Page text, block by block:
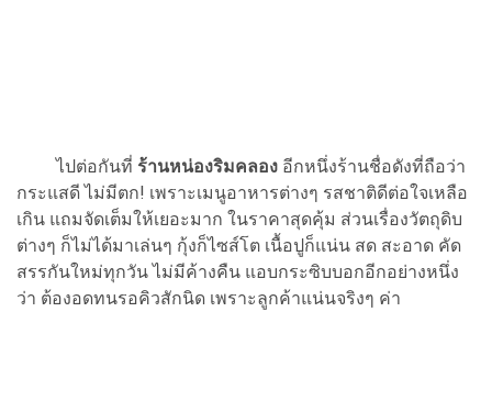
ไปต่อกันที่ ร้านหน่องริมคลอง อีกหนึ่งร้านชื่อดังที่ถือว่า
กระแสดี ไม่มีตก! เพราะเมนูอาหารต่างๆ รสชาติดีต่อใจเหลือ
เกิน แถมจัดเต็มให้เยอะมาก ในราคาสุดคุ้ม ส่วนเรื่องวัตถุดิบ
ต่างๆ ก็ไม่ได้มาเล่นๆ กุ้งก็ไซส์โต เนื้อปูก็แน่น สด สะอาด คัด
สรรกันใหม่ทุกวัน ไม่มีค้างคืน แอบกระซิบบอกอีกอย่างหนึ่ง
ว่า ต้องอดทนรอคิวสักนิด เพราะลูกค้าแน่นจริงๆ ค่า